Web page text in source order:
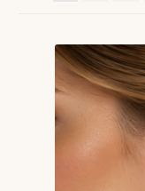
VERZENDKOSTEN
VOLG BESTELLING
WINKEL